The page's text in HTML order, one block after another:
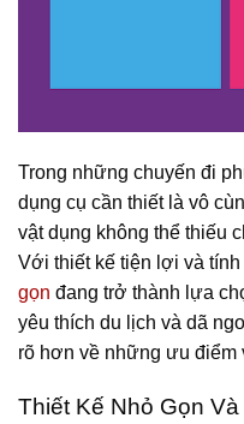
Trong những chuyến đi
dụng cụ cần thiết là vô
vật dụng không thể thiếu
Với thiết kế tiện lợi và tính
gọn đang trở thành lựa
yêu thích du lịch và dã
rõ hơn về những ưu điểm
Thiết Kế Nhỏ Gọn